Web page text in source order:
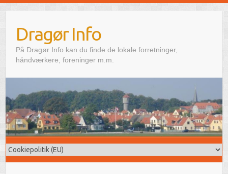
Dragør Info
På Dragør Info kan du finde de lokale forretninger,
håndværkere, foreninger m.m.